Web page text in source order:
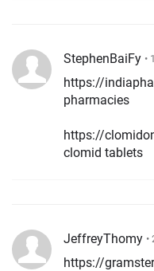
StephenBaiFy •
https://
pharmacies
https://
clomid tablets
JeffreyThomy •
https://